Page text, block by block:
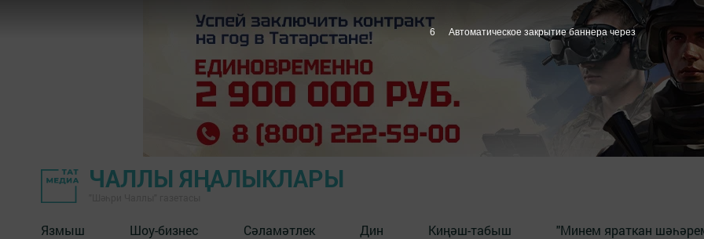
ЧАЛЛЫ ЯҢАЛЫКЛАРЫ
Язмыш Шоу-бизнес Сәламәтлек Дин Киңәш-табыш "Минем яраткан
5 Автоматическое закрытие баннера через